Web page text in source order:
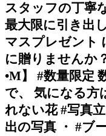
スタッフの丁寧
最大限に引き出
マスプレゼント
に贈りませんか
•M】 #数量限定
で、 気になる方
れない花 #写真
出の写真 ・ #ブ